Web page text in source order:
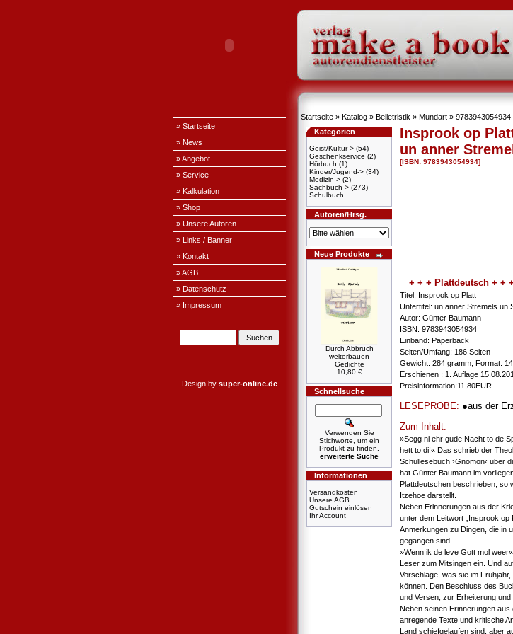
» Startseite
» News
» Angebot
» Service
» Kalkulation
» Shop
» Unsere Autoren
» Links / Banner
» Kontakt
» AGB
» Datenschutz
» Impressum
Design by super-online.de
Startseite » Katalog » Belletristik » Mundart » 9783943054934
Kategorien
Geist/Kultur-> (54)
Geschenkservice (2)
Hörbuch (1)
Kinder/Jugend-> (34)
Medizin-> (2)
Sachbuch-> (273)
Schulbuch
Autoren/Hrsg.
Neue Produkte
Durch Abbruch
weiterbauen
Gedichte
10,80 €
Schnellsuche
Verwenden Sie
Stichworte, um ein
Produkt zu finden.
erweiterte Suche
Informationen
Versandkosten
Unsere AGB
Gutschein einlösen
Ihr Account
Insprook op
un anner
[ISBN: 9783943054934]
+ + + Plattdeutsch + + +
Titel: Insprook op Platt
Untertitel: un anner Stremels un
Autor: Günter Baumann
ISBN: 9783943054934
Einband: Paperback
Seiten/Umfang: 186 Seiten
Gewicht: 284 gramm, Format:
Erschienen : 1. Auflage
Preisinformation:11,80EUR
LESEPROBE: ●aus der
Zum Inhalt:
»Segg ni ehr gude Nacht to de
hett to di!« Das schrieb der
Schullesebuch ›Gnomon‹ über
hat Günter Baumann im
Plattdeutschen beschrieben, so
Itzehoe darstellt.
Neben Erinnerungen aus der
unter dem Leitwort „Insprook op
Anmerkungen zu Dingen, die in
gegangen sind.
»Wenn ik de leve Gott mol
Leser zum Mitsingen ein. Und
Vorschläge, was sie im
können. Den Beschluss des
und Versen, zur Erheiterung
Neben seinen Erinnerungen
anregende Texte und kritische
Land schiefgelaufen sind, aber